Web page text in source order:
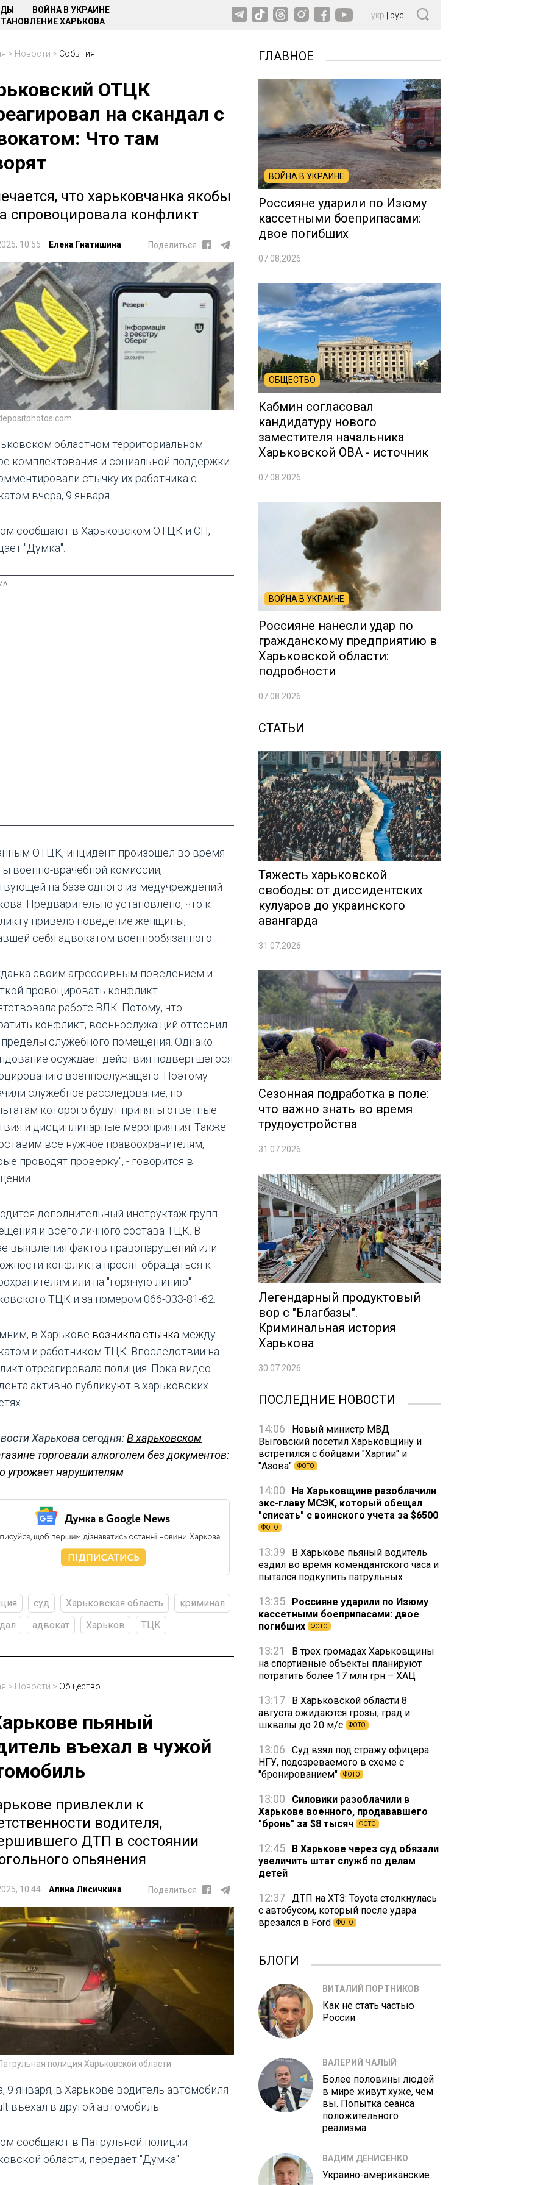
ВОЙНА В УКРАИНЕ
ХАРЬКОВА
укр рус
> Новости > События
ОТЦК
на скандал с
Что там
что харьковчанка якобы
спровоцировала конфликт
10:55 Елена Гнатишина Поделиться
областном территориальном
комплектования и социальной поддержки
стычку их работника с
вчера, 9 января.
сообщают в Харьковском ОТЦК и СП,
"Думка".
ОТЦК, инцидент произошел во время
военно-врачебной комиссии,
на базе одного из медучреждений
Предварительно установлено, что к
привело поведение женщины,
себя адвокатом военнообязанного.
своим агрессивным поведением и
провоцировать конфликт
работе ВЛК. Потому, что
конфликт, военнослужащий оттеснил
пределы служебного помещения. Однако
осуждает действия подвергшегося
военнослужащего. Поэтому
служебное расследование, по
которого будут приняты ответные
и дисциплинарные мероприятия. Также
все нужное правоохранителям,
проводят проверку", - говорится в
дополнительный инструктаж групп
и всего личного состава ТЦК. В
выявления фактов правонарушений или
конфликта просят обращаться к
или на "горячую линию"
ТЦК и за номером 066-033-81-62.
в Харькове возникла стычка между
и работником ТЦК. Впоследствии на
отреагировала полиция. Пока видео
активно публикуют в харьковских
Харькова сегодня:В харьковском
торговали алкоголем без документов:
угрожает нарушителям
суд Харьковская область
криминал
адвокат Харьков ТЦК
> Новости > Общество
пьяный
въехал в чужой
привлекли к
водителя,
ДТП в состоянии
опьянения
10:44 Алина Лисичкина Поделиться
полиция Харьковской области
9 января, в Харькове водитель автомобиля
въехал в другой автомобиль.
сообщают в Патрульной полиции
области, передает "Думка".
ГЛАВНОЕ
ВОЙНА В УКРАИНЕ
Россияне ударили по Изюму
кассетными боеприпасами:
двое погибших
07.08.2026
ОБЩЕСТВО
Кабмин согласовал
кандидатуру нового
заместителя начальника
Харьковской ОВА - источник
07.08.2026
ВОЙНА В УКРАИНЕ
Россияне нанесли удар по
гражданскому предприятию в
Харьковской области:
подробности
07.08.2026
СТАТЬИ
Тяжесть харьковской
свободы: от диссидентских
кулуаров до украинского
авангарда
31.07.2026
Сезонная подработка в поле:
что важно знать во время
трудоустройства
31.07.2026
Легендарный продуктовый
вор с "Благбазы".
Криминальная история
Харькова
30.07.2026
ПОСЛЕДНИЕ НОВОСТИ
14:06
Новый министр МВД
Выговский посетил Харьковщину и
встретился с бойцами "Хартии" и
"Азова"
ФОТО
14:00
На Харьковщине разоблачили
экс-главу МСЭК, который обещал
"списать" с воинского учета за $6500
ФОТО
13:39
В Харькове пьяный водитель
ездил во время комендантского часа и
пытался подкупить патрульных
13:35
Россияне ударили по Изюму
кассетными боеприпасами: двое
погибших
ФОТО
13:21
В трех громадах Харьковщины
на спортивные объекты планируют
потратить более 17 млн грн – ХАЦ
13:17
В Харьковской области 8
августа ожидаются грозы, град и
шквалы до 20 м/с
ФОТО
13:06
Суд взял под стражу офицера
НГУ, подозреваемого в схеме с
"бронированием"
ФОТО
13:00
Силовики разоблачили в
Харькове военного, продававшего
"бронь" за $8 тысяч
ФОТО
12:45
В Харькове через суд обязали
увеличить штат служб по делам
детей
12:37 ДТП на ХТЗ: Toyota столкнулась
с автобусом, который после удара
врезался в Ford
ФОТО
БЛОГИ
ВИТАЛИЙ ПОРТНИКОВ
Как не стать частью
России
ВАЛЕРИЙ ЧАЛЫЙ
Более половины людей
в мире живут хуже, чем
вы. Попытка сеанса
положительного
реализма
ВАДИМ ДЕНИСЕНКО
Украино-американские